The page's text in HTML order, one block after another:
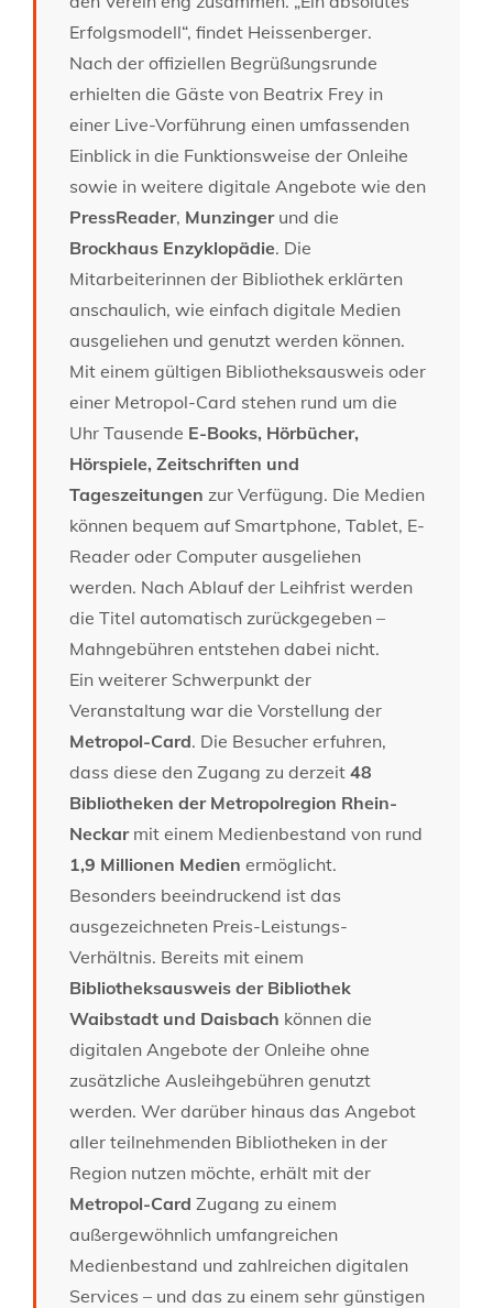
Erfolgsmodell“, findet Heissenberger.
Nach der offiziellen Begrüßungsrunde
erhielten die Gäste von Beatrix Frey in
einer Live-Vorführung einen umfassenden
Einblick in die Funktionsweise der Onleihe
sowie in weitere digitale Angebote wie den
PressReader, Munzingerund die
Brockhaus Enzyklopädie. Die
Mitarbeiterinnen der Bibliothek erklärten
anschaulich, wie einfach digitale Medien
ausgeliehen und genutzt werden können.
Mit einem gültigen Bibliotheksausweis oder
einer Metropol-Card stehen rund um die
Uhr Tausende E-Books, Hörbücher,
Hörspiele, Zeitschriften und
Tageszeitungen zur Verfügung. Die Medien
können bequem auf Smartphone, Tablet, E-
Reader oder Computer ausgeliehen
werden. Nach Ablauf der Leihfrist werden
die Titel automatisch zurückgegeben –
Mahngebühren entstehen dabei nicht.
Ein weiterer Schwerpunkt der
Veranstaltung war die Vorstellung der
Metropol-Card. Die Besucher erfuhren,
dass diese den Zugang zu derzeit 48
Bibliotheken der Metropolregion Rhein-
Neckarmit einem Medienbestand von rund
1,9 Millionen Medien ermöglicht.
Besonders beeindruckend ist das
ausgezeichneten Preis-Leistungs-
Verhältnis. Bereits mit einem
Bibliotheksausweis der Bibliothek
Waibstadt und Daisbach können die
digitalen Angebote der Onleihe ohne
zusätzliche Ausleihgebühren genutzt
werden. Wer darüber hinaus das Angebot
aller teilnehmenden Bibliotheken in der
Region nutzen möchte, erhält mit der
Metropol-Card Zugang zu einem
außergewöhnlich umfangreichen
Medienbestand und zahlreichen digitalen
Services – und das zu einem sehr günstigen